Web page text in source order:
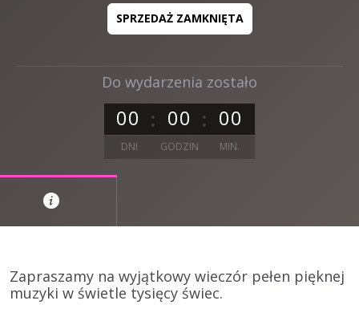
Do wydarzenia zostało
00 00 00
DNI GODZIN MIN.
SPRZEDAŻ ZAMKNIĘTA
Zapraszamy na wyjątkowy wieczór pełen pięknej
muzyki w świetle tysięcy świec.